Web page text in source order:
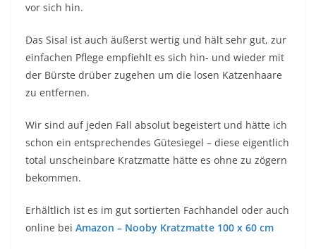
vor sich hin.
Das Sisal ist auch äußerst wertig und hält sehr gut, zur
einfachen Pflege empfiehlt es sich hin- und wieder mit
der Bürste drüber zugehen um die losen Katzenhaare
zu entfernen.
Wir sind auf jeden Fall absolut begeistert und hätte ich
schon ein entsprechendes Gütesiegel – diese eigentlich
total unscheinbare Kratzmatte hätte es ohne zu zögern
bekommen.
Erhältlich ist es im gut sortierten Fachhandel oder auch
online bei Amazon – Nooby Kratzmatte 100 x 60 cm